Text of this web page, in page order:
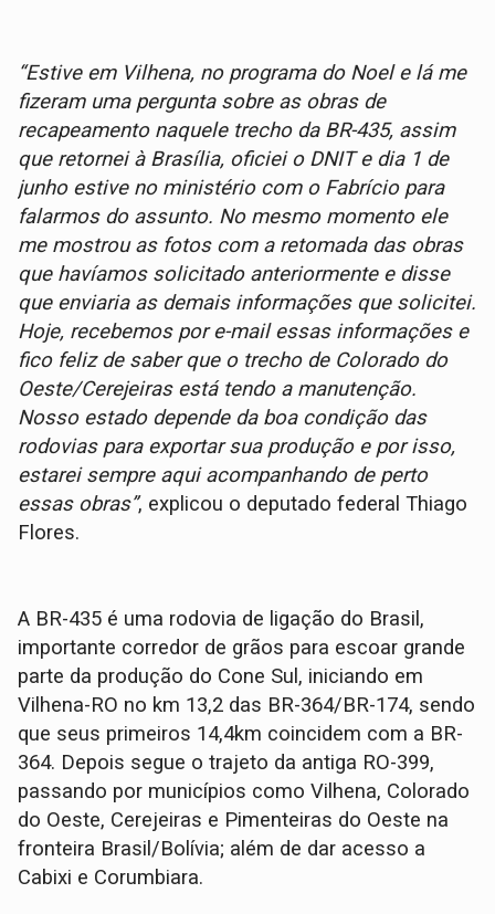
“Estive em Vilhena, no programa do Noel e lá me
fizeram uma pergunta sobre as obras de
recapeamento naquele trecho da BR-435, assim
que retornei à Brasília, oficiei o DNIT e dia 1 de
junho estive no ministério com o Fabrício para
falarmos do assunto. No mesmo momento ele
me mostrou as fotos com a retomada das obras
que havíamos solicitado anteriormente e disse
que enviaria as demais informações que solicitei.
Hoje, recebemos por e-mail essas informações e
fico feliz de saber que o trecho de Colorado do
Oeste/Cerejeiras está tendo a manutenção.
Nosso estado depende da boa condição das
rodovias para exportar sua produção e por isso,
estarei sempre aqui acompanhando de perto
essas obras”, explicou o deputado federal Thiago
Flores.
A BR-435 é uma rodovia de ligação do Brasil,
importante corredor de grãos para escoar grande
parte da produção do Cone Sul, iniciando em
Vilhena-RO no km 13,2 das BR-364/BR-174, sendo
que seus primeiros 14,4km coincidem com a BR-
364. Depois segue o trajeto da antiga RO-399,
passando por municípios como Vilhena, Colorado
do Oeste, Cerejeiras e Pimenteiras do Oeste na
fronteira Brasil/Bolívia; além de dar acesso a
Cabixi e Corumbiara.